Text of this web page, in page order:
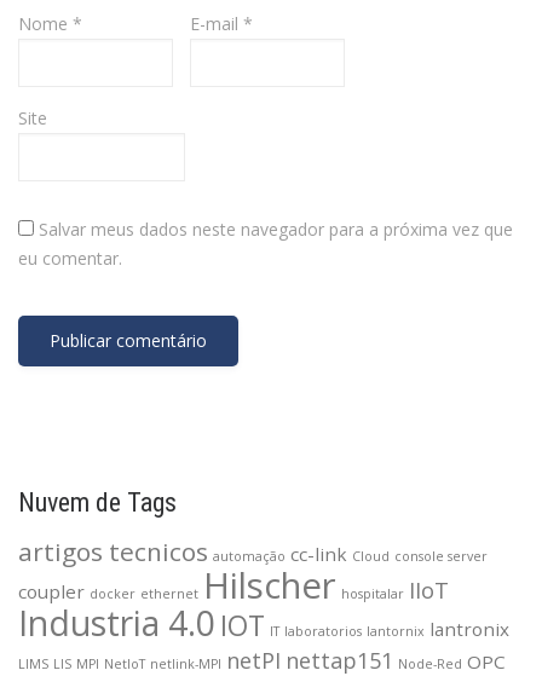
Nome * E-mail *
Site
Salvar meus dados neste navegador para a próxima vez que
eu comentar.
Nuvem de Tags
artigos tecnicos automação cc-link Cloud console server
coupler docker ethernet Hilscher hospitalar IIoT
Industria 4.0 IOT IT laboratorios lantornix lantronix
LIMS LIS MPI NetIoT netlink-MPI netPI nettap151 Node-Red OPC